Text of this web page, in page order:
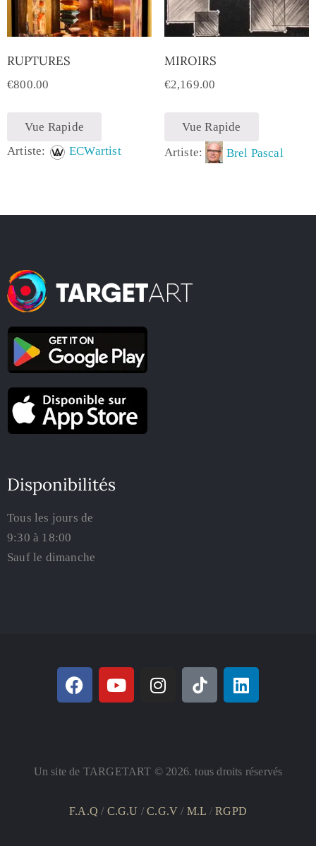
RUPTURES
€800.00
Vue Rapide
Artiste:
ECWartist
MIROIRS
€2,169.00
Vue Rapide
Artiste:
Brel Pascal
Disponibilités
Tous les jours de
9:30 à 18:00
Sauf le dimanche
Un site de TARGETART © 2026. tous droits réservés
F.A.Q / C.G.U /C.G.V/ M.L /RGPD